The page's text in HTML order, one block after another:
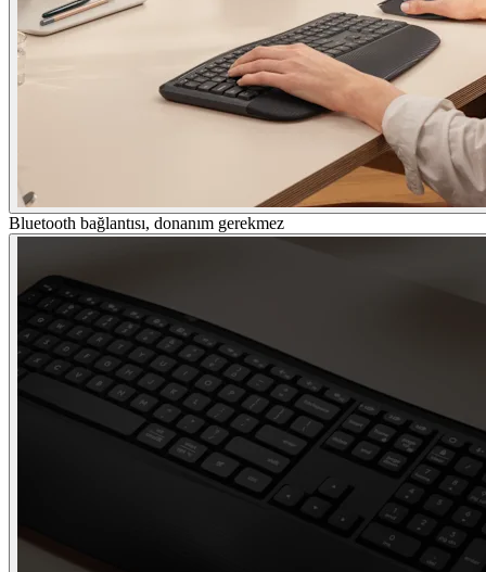
Bluetooth bağlantısı, donanım gerekmez